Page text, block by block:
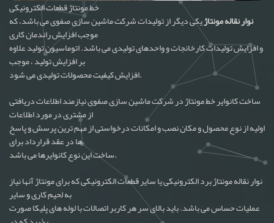
خط مونتاژ قطعات الکترونیکی
نوار نقاله مونتاژیکی دیگر از تولیدات شرکت ماشین سازی صفوی می باشد، که
موجب افزایش راندمان کاری
و افزایش تولیدات کارخانجات و واحدهای تولیدی می باشد. اتوماسیون تولید علاوه
بر افزایش تولید ، موجب
افزایش کیفیت محصولات تولیدی می شود.
ساخت کانوایر خط مونتاژ در شرکت ماشین سازی صفوی نیازمند اطلاعات دریافتی
از مشتری در مورد اطلاعات
اولیه از نوع محصول و مکان نصب و امکانات درخواستی از مهم ترین پرسش و پاسخ
ها در عقد قرارداد برای
ساخت این نوع کانوایرها می باشد.
نوار نقاله مونتاژ برد الکترونیکی یا سایر قطعات الکترونیکی که برای مونتاژ آنها نیاز
به لحیم کاری و سایر
عملیات حساس می باشد. باید بالای سر هر کاربر اتصالات با لوله های پلیکا صورت